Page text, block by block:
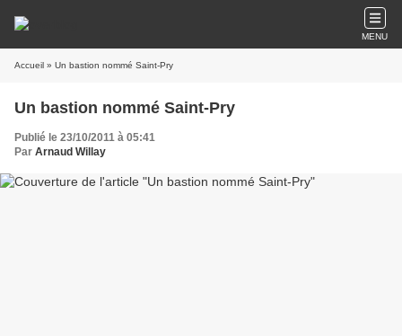
MENU
Accueil » Un bastion nommé Saint-Pry
Un bastion nommé Saint-Pry
Publié le 23/10/2011 à 05:41
Par Arnaud Willay